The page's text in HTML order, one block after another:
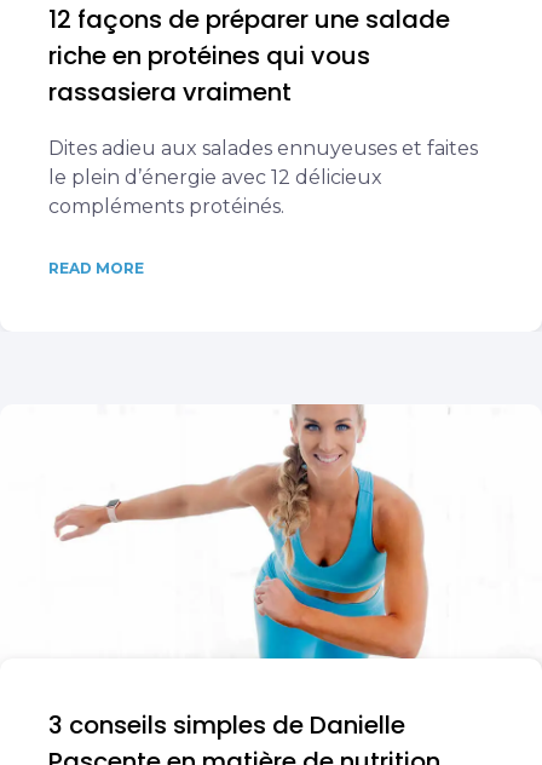
12 façons de préparer une salade
riche en protéines qui vous
rassasiera vraiment
Dites adieu aux salades ennuyeuses et faites
le plein d’énergie avec 12 délicieux
compléments protéinés.
READ MORE
3 conseils simples de Danielle